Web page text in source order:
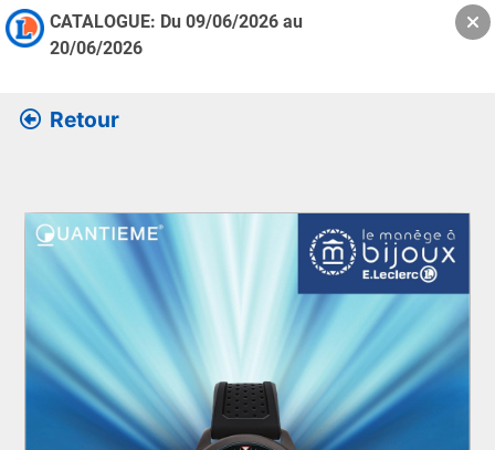
CATALOGUE: Du 09/06/2026 au
20/06/2026
Retour